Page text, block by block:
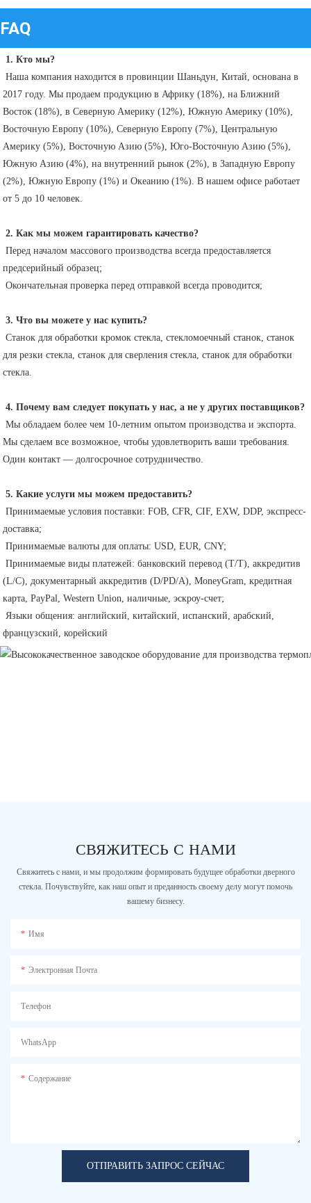
FAQ
1. Кто мы?
2017 году. Мы продаем продукцию в Африку (18%), на Ближний
Восток (18%), в Северную Америку (12%), Южную Америку (10%),
Восточную Европу (10%), Северную Европу (7%), Центральную
Америку (5%), Восточную Азию (5%), Юго-Восточную Азию (5%),
Южную Азию (4%), на внутренний рынок (2%), в Западную Европу
(2%), Южную Европу (1%) и Океанию (1%). В нашем офисе работает
от 5 до 10 человек.
2. Как мы можем гарантировать качество?
предсерийный образец;
Окончательная проверка перед отправкой всегда проводится;
3. Что вы можете у нас купить?
для резки стекла, станок для сверления стекла, станок для обработки
стекла.
4. Почему вам следует покупать у нас, а не у других поставщиков?
Мы сделаем все возможное, чтобы удовлетворить ваши требования.
Один контакт — долгосрочное сотрудничество.
5. Какие услуги мы можем предоставить?
доставка;
Принимаемые валюты для оплаты: USD, EUR, CNY;
(L/C), документарный аккредитив (D/PD/A), MoneyGram, кредитная
карта, PayPal, Western Union, наличные, эскроу-счет;
французский, корейский
СВЯЖИТЕСЬ С НАМИ
Свяжитесь с нами, и мы продолжим формировать будущее обработки дверного
стекла. Почувствуйте, как наш опыт и преданность своему делу могут помочь
вашему бизнесу.
Имя
Электронная Почта
Телефон
WhatsApp
Содержание
ОТПРАВИТЬ ЗАПРОС СЕЙЧАС